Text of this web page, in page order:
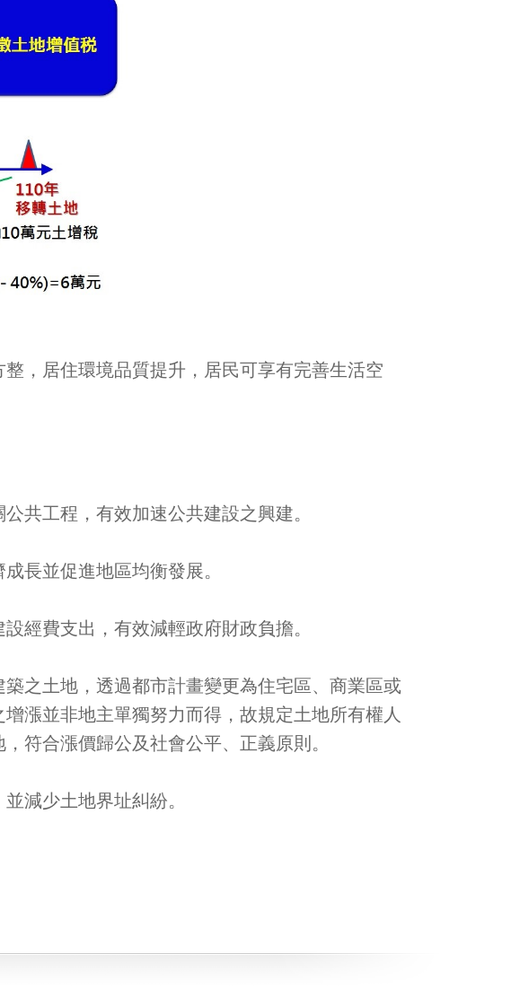
，居住環境品質提升，居民可享有完善生活空
共工程，有效加速公共建設之興建。
長並促進地區均衡發展。
經費支出，有效減輕政府財政負擔。
之土地，透過都市計畫變更為住宅區、商業區或
漲並非地主單獨努力而得，故規定土地所有權人
符合漲價歸公及社會公平、正義原則。
減少土地界址糾紛。